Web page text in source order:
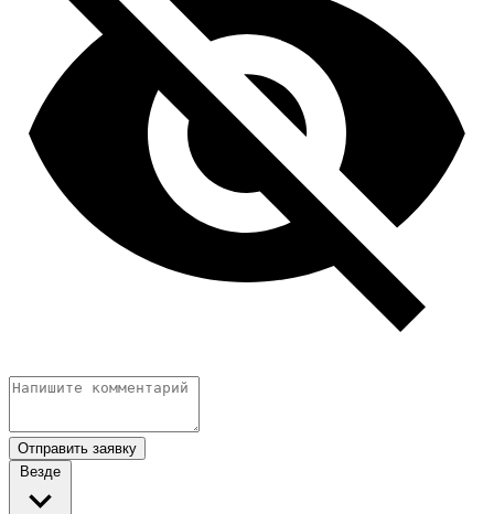
Отправить заявку
Везде